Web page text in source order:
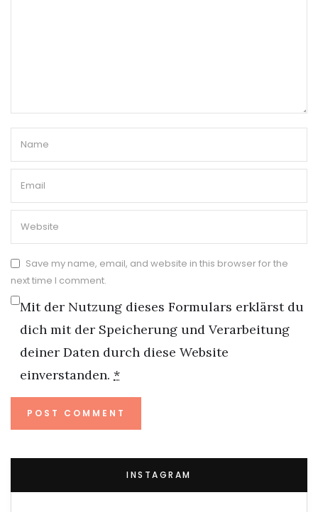
Save my name, email, and website in this browser for the
next time I comment.
Mit der Nutzung dieses Formulars erklärst du
dich mit der Speicherung und Verarbeitung
deiner Daten durch diese Website
einverstanden. *
INSTAGRAM